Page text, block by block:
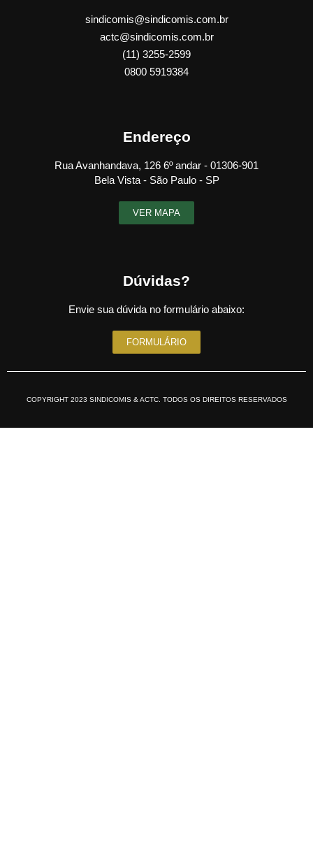
sindicomis@sindicomis.com.br
actc@sindicomis.com.br
(11) 3255-2599
0800 5919384
Endereço
Rua Avanhandava, 126 6º andar - 01306-901
Bela Vista - São Paulo - SP
VER MAPA
Dúvidas?
Envie sua dúvida no formulário abaixo:
FORMULÁRIO
COPYRIGHT 2023 SINDICOMIS & ACTC. TODOS OS DIREITOS RESERVADOS